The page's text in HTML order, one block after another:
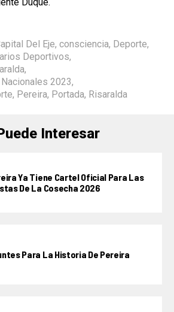
Del Eje, consciencia, Deporte,
Deportivos,
,
2023,
, Pereira, Portada, Risaralda
Interesar
Ya Tiene Cartel Oficial Para Las
De La Cosecha 2026
Para La Historia De Pereira